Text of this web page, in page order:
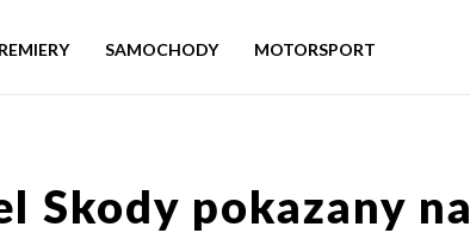
SAMOCHODY MOTORSPORT
Skody pokazany na